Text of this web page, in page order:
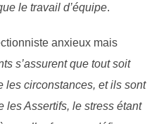
le travail d’équipe.
anxieux mais
s’assurent que tout soit
les circonstances, et ils sont
les Assertifs, le stress étant